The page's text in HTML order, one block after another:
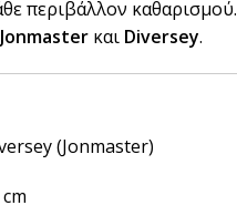
περιβάλλον καθαρισμού.
Jonmaster και Diversey.
(Jonmaster)